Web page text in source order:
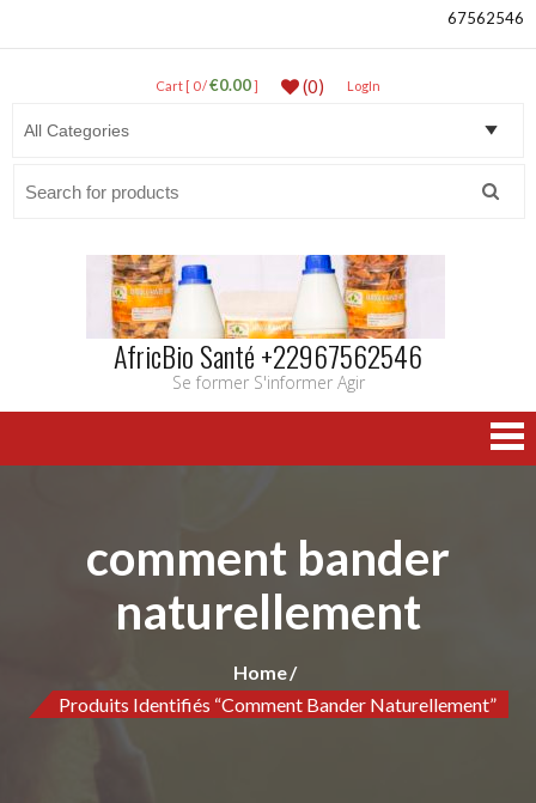
67562546
Cart [ 0 /€0.00] (0) LogIn
AfricBio Santé +22967562546
Se former S'informer Agir
comment bander
naturellement
Home
Produits Identifiés “comment Bander Naturellement”